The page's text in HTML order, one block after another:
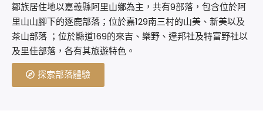
鄒族居住地以嘉義縣阿里山鄉為主，共有9部落，包含位於阿
里山山腳下的逐鹿部落；位於嘉129南三村的山美、新美以及
茶山部落 ；位於縣道169的來吉、樂野、達邦社及特富野社以
及里佳部落，各有其旅遊特色。
探索部落體驗